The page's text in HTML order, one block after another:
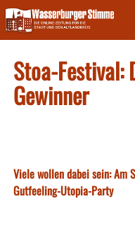
Skip
to
content
Stoa-Festival:
Gewinner
Viele wollen dabei sein: Am
Gutfeeling-Utopia-Party